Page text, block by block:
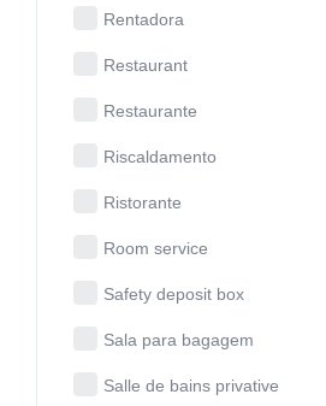
Rentadora
Restaurant
Restaurante
Riscaldamento
Ristorante
Room service
Safety deposit box
Sala para bagagem
Salle de bains privative